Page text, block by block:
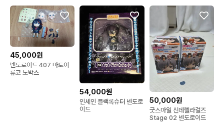
45,000원
넨도로이드 407 마토이
류코 노박스
54,000원
인세인 블랙록슈터 넨도로
이드
50,000원
굿스마일 신데렐라걸즈
Stage 02 넨도로이드